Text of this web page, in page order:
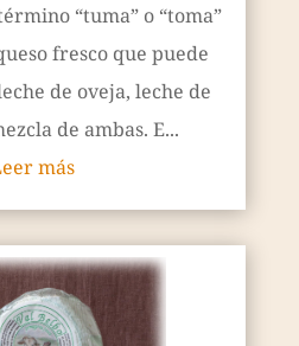
“tuma” o “toma”
fresco que puede
de oveja, leche de
de ambas. E...
más